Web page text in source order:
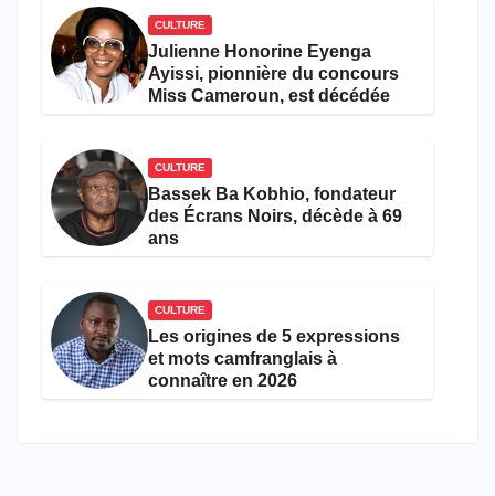
CULTURE
Julienne Honorine Eyenga
Ayissi, pionnière du concours
Miss Cameroun, est décédée
CULTURE
Bassek Ba Kobhio, fondateur
des Écrans Noirs, décède à 69
ans
CULTURE
Les origines de 5 expressions
et mots camfranglais à
connaître en 2026